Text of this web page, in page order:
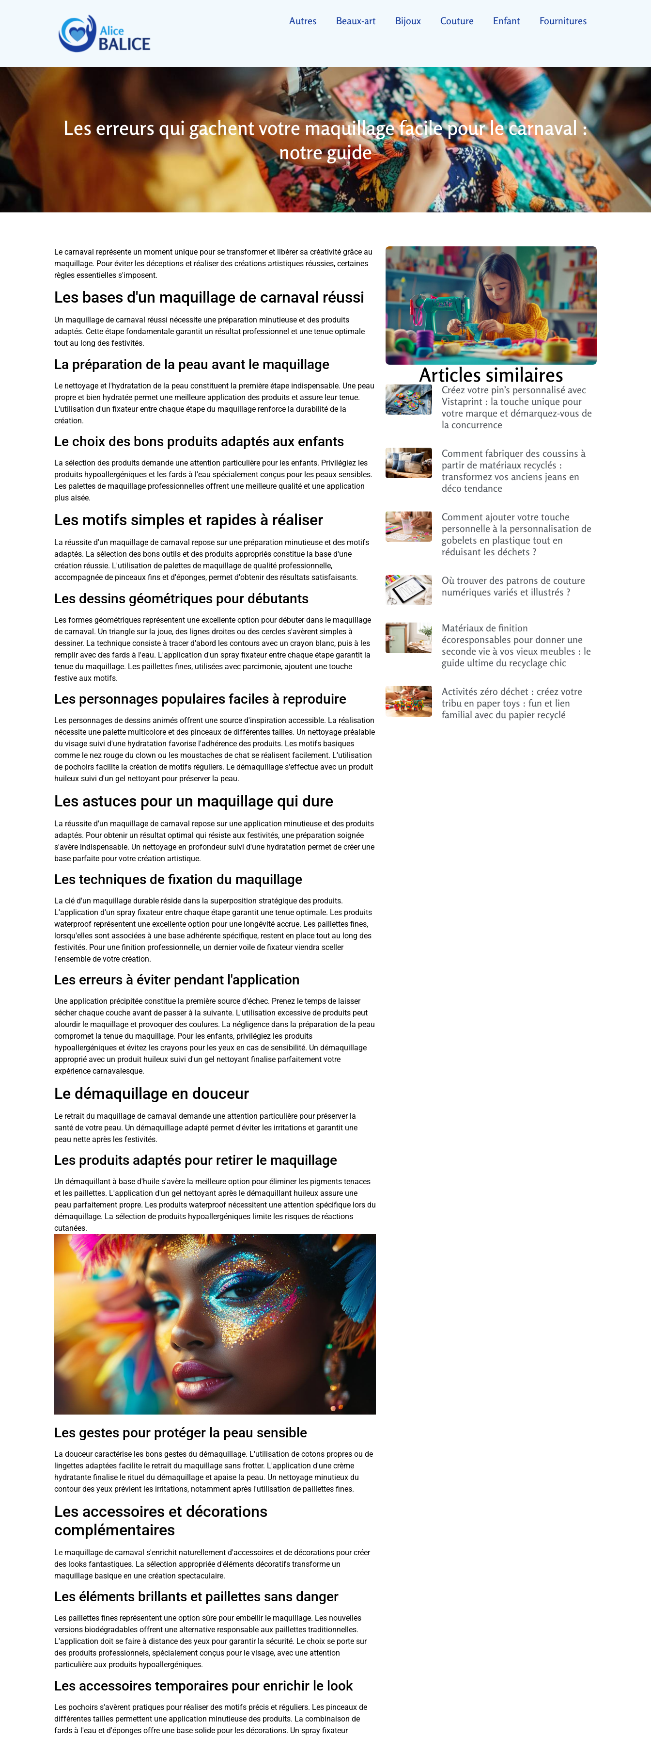
Autres Beaux-art Bijoux Couture Enfant Fournitures
Les erreurs qui gachent votre maquillage facile pour le carnaval :
notre guide
Le carnaval représente un moment unique pour se transformer et libérer sa créativité grâce au
maquillage. Pour éviter les déceptions et réaliser des créations artistiques réussies, certaines
règles essentielles s'imposent.
Les bases d'un maquillage de carnaval réussi
Un maquillage de carnaval réussi nécessite une préparation minutieuse et des produits
adaptés. Cette étape fondamentale garantit un résultat professionnel et une tenue optimale
tout au long des festivités.
La préparation de la peau avant le maquillage
Le nettoyage et l'hydratation de la peau constituent la première étape indispensable. Une peau
propre et bien hydratée permet une meilleure application des produits et assure leur tenue.
L'utilisation d'un fixateur entre chaque étape du maquillage renforce la durabilité de la
création.
Le choix des bons produits adaptés aux enfants
La sélection des produits demande une attention particulière pour les enfants. Privilégiez les
produits hypoallergéniques et les fards à l'eau spécialement conçus pour les peaux sensibles.
Les palettes de maquillage professionnelles offrent une meilleure qualité et une application
plus aisée.
Les motifs simples et rapides à réaliser
La réussite d'un maquillage de carnaval repose sur une préparation minutieuse et des motifs
adaptés. La sélection des bons outils et des produits appropriés constitue la base d'une
création réussie. L'utilisation de palettes de maquillage de qualité professionnelle,
accompagnée de pinceaux fins et d'éponges, permet d'obtenir des résultats satisfaisants.
Les dessins géométriques pour débutants
Les formes géométriques représentent une excellente option pour débuter dans le maquillage
de carnaval. Un triangle sur la joue, des lignes droites ou des cercles s'avèrent simples à
dessiner. La technique consiste à tracer d'abord les contours avec un crayon blanc, puis à les
remplir avec des fards à l'eau. L'application d'un spray fixateur entre chaque étape garantit la
tenue du maquillage. Les paillettes fines, utilisées avec parcimonie, ajoutent une touche
festive aux motifs.
Les personnages populaires faciles à reproduire
Les personnages de dessins animés offrent une source d'inspiration accessible. La réalisation
nécessite une palette multicolore et des pinceaux de différentes tailles. Un nettoyage préalable
du visage suivi d'une hydratation favorise l'adhérence des produits. Les motifs basiques
comme le nez rouge du clown ou les moustaches de chat se réalisent facilement. L'utilisation
de pochoirs facilite la création de motifs réguliers. Le démaquillage s'effectue avec un produit
huileux suivi d'un gel nettoyant pour préserver la peau.
Les astuces pour un maquillage qui dure
La réussite d'un maquillage de carnaval repose sur une application minutieuse et des produits
adaptés. Pour obtenir un résultat optimal qui résiste aux festivités, une préparation soignée
s'avère indispensable. Un nettoyage en profondeur suivi d'une hydratation permet de créer une
base parfaite pour votre création artistique.
Les techniques de fixation du maquillage
La clé d'un maquillage durable réside dans la superposition stratégique des produits.
L'application d'un spray fixateur entre chaque étape garantit une tenue optimale. Les produits
waterproof représentent une excellente option pour une longévité accrue. Les paillettes fines,
lorsqu'elles sont associées à une base adhérente spécifique, restent en place tout au long des
festivités. Pour une finition professionnelle, un dernier voile de fixateur viendra sceller
l'ensemble de votre création.
Les erreurs à éviter pendant l'application
Une application précipitée constitue la première source d'échec. Prenez le temps de laisser
sécher chaque couche avant de passer à la suivante. L'utilisation excessive de produits peut
alourdir le maquillage et provoquer des coulures. La négligence dans la préparation de la peau
compromet la tenue du maquillage. Pour les enfants, privilégiez les produits
hypoallergéniques et évitez les crayons pour les yeux en cas de sensibilité. Un démaquillage
approprié avec un produit huileux suivi d'un gel nettoyant finalise parfaitement votre
expérience carnavalesque.
Le démaquillage en douceur
Le retrait du maquillage de carnaval demande une attention particulière pour préserver la
santé de votre peau. Un démaquillage adapté permet d'éviter les irritations et garantit une
peau nette après les festivités.
Les produits adaptés pour retirer le maquillage
Un démaquillant à base d'huile s'avère la meilleure option pour éliminer les pigments tenaces
et les paillettes. L'application d'un gel nettoyant après le démaquillant huileux assure une
peau parfaitement propre. Les produits waterproof nécessitent une attention spécifique lors du
démaquillage. La sélection de produits hypoallergéniques limite les risques de réactions
cutanées.
Les gestes pour protéger la peau sensible
La douceur caractérise les bons gestes du démaquillage. L'utilisation de cotons propres ou de
lingettes adaptées facilite le retrait du maquillage sans frotter. L'application d'une crème
hydratante finalise le rituel du démaquillage et apaise la peau. Un nettoyage minutieux du
contour des yeux prévient les irritations, notamment après l'utilisation de paillettes fines.
Les accessoires et décorations
complémentaires
Le maquillage de carnaval s'enrichit naturellement d'accessoires et de décorations pour créer
des looks fantastiques. La sélection appropriée d'éléments décoratifs transforme un
maquillage basique en une création spectaculaire.
Les éléments brillants et paillettes sans danger
Les paillettes fines représentent une option sûre pour embellir le maquillage. Les nouvelles
versions biodégradables offrent une alternative responsable aux paillettes traditionnelles.
L'application doit se faire à distance des yeux pour garantir la sécurité. Le choix se porte sur
des produits professionnels, spécialement conçus pour le visage, avec une attention
particulière aux produits hypoallergéniques.
Les accessoires temporaires pour enrichir le look
Les pochoirs s'avèrent pratiques pour réaliser des motifs précis et réguliers. Les pinceaux de
différentes tailles permettent une application minutieuse des produits. La combinaison de
fards à l'eau et d'éponges offre une base solide pour les décorations. Un spray fixateur
Articles similaires
Créez votre pin’s personnalisé avec
Vistaprint : la touche unique pour
votre marque et démarquez-vous de
la concurrence
Comment fabriquer des coussins à
partir de matériaux recyclés :
transformez vos anciens jeans en
déco tendance
Comment ajouter votre touche
personnelle à la personnalisation de
gobelets en plastique tout en
réduisant les déchets ?
Où trouver des patrons de couture
numériques variés et illustrés ?
Matériaux de finition
écoresponsables pour donner une
seconde vie à vos vieux meubles : le
guide ultime du recyclage chic
Activités zéro déchet : créez votre
tribu en paper toys : fun et lien
familial avec du papier recyclé